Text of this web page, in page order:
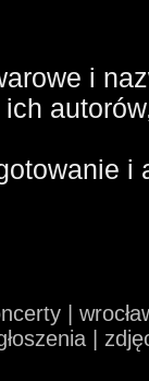
i
ich
i
|
|